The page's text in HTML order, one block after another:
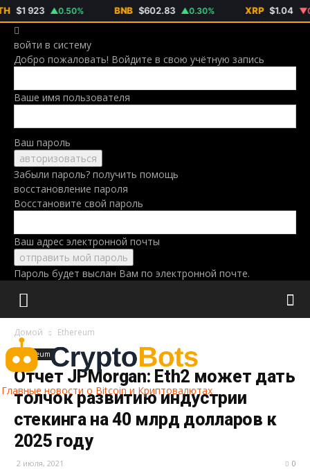
$1 923 ▲0.50% BNB $602.83 ▲0.30% XRP $1.04
войти в систему
Добро пожаловать! Войдите в свою учётную запись
Ваше имя пользователя
Ваш пароль
Забыли пароль? получить помощь
восстановление пароля
Восстановите свой пароль
Ваш адрес электронной почты
Пароль будет выслан Вам по электронной почте.
Главные новости о Bitcoin и Криптовалютах
Домой Ethereum
Ethereum
Отчет JPMorgan: Eth2 может дать
толчок развитию индустрии
стекинга на 40 млрд долларов к
2025 году
2 июля, 2021 0